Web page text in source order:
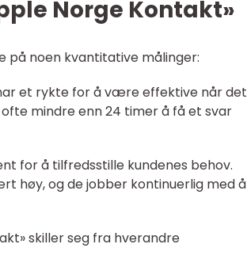
Norge Kontakt»
på noen kvantitative målinger:
et rykte for å være effektive når det
mindre enn 24 timer å få et svar
for å tilfredsstille kundenes behov.
høy, og de jobber kontinuerlig med å
skiller seg fra hverandre